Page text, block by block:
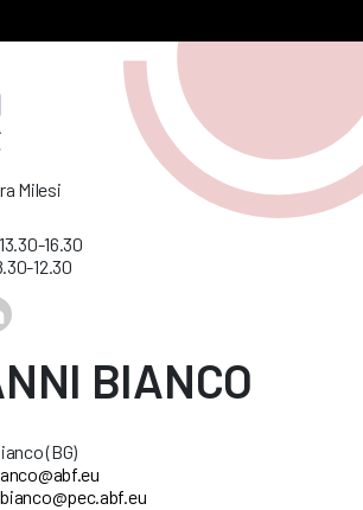
Milesi
16.30
12.30
BIANCO
(BG)